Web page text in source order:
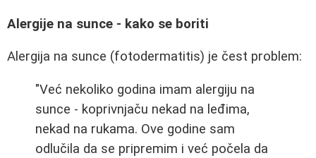
Alergije na sunce - kako se boriti
Alergija na sunce (fotodermatitis) je čest problem:
"Već nekoliko godina imam alergiju na
sunce - koprivnjaču nekad na leđima,
nekad na rukama. Ove godine sam
odlučila da se pripremim i već počela da